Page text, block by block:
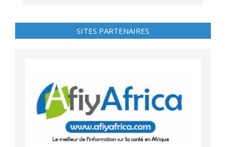
SITES PARTENAIRES